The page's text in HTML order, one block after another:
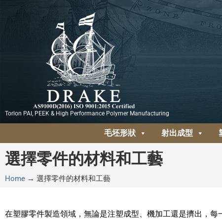
Torlon PAI, PEEK & High Performance Polymer Manufacturing
毛坯形狀 射出成型
選擇零件的材料和工藝
Home → 選擇零件的材料和工藝
在塑膠零件製造領域，無論是注塑成型、機加工還是擠出，